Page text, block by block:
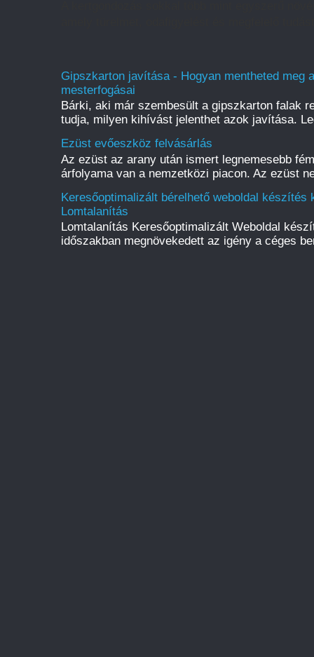
Gipszkarton javítása - Hogyan mentheted meg
mesterfogásai
Bárki, aki már szembesült a gipszkarton falak
tudja, milyen kihívást jelenthet azok javítása.
Ezüst evőeszköz felvásárlás
Az ezüst az arany után ismert legnemesebb
árfolyama van a nemzetközi piacon. Az ezüst
Keresőoptimalizált bérelhető weboldal készítés
Lomtalanítás
Lomtalanítás Keresőoptimalizált Weboldal
időszakban megnövekedett az igény a céges